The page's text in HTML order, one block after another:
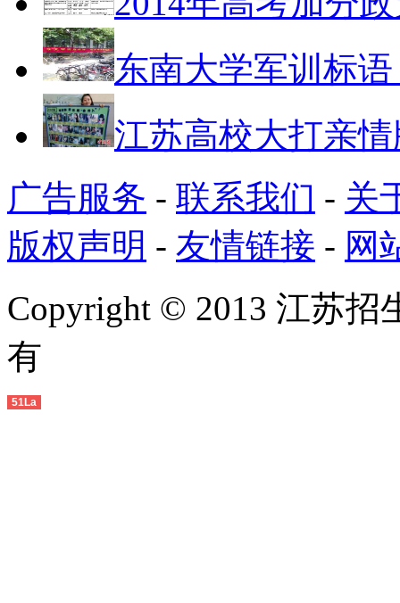
东南大学军训标
江苏高校大打亲
广告服务 - 联系我们 - 关
版权声明 - 友情链接 - 网
Copyright © 2013 江苏招
有
51La